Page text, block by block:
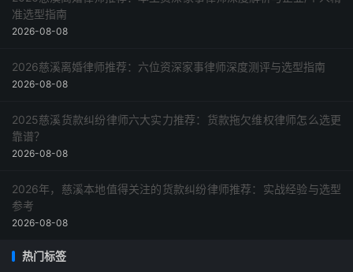
准选型指南
2026-08-08
2026慈溪离婚律师推荐：六位资深家事律师深度测评与选型指南
2026-08-08
2025慈溪货款纠纷律师六大实力推荐：货款拖欠维权律师怎么选更
靠谱？
2026-08-08
2026年，慈溪本地值得关注的货款纠纷律师推荐：实战经验与选型
参考
2026-08-08
热门标签